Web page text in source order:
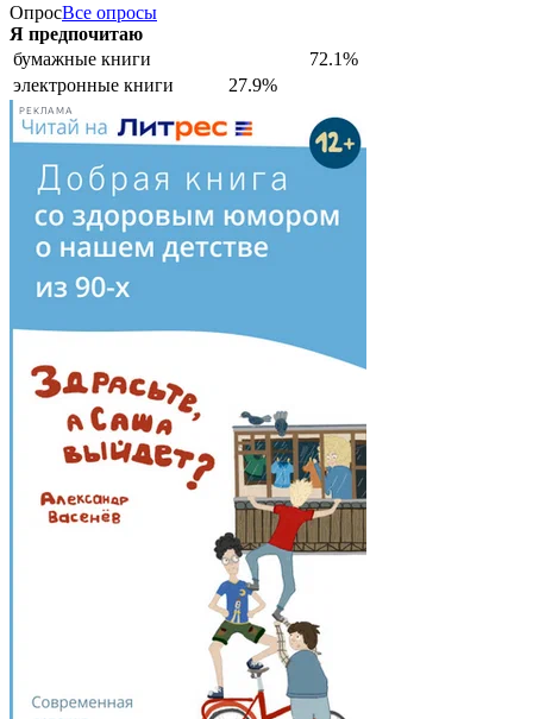
ОпросВсе опросы
Я предпочитаю
бумажные книги
72.1%
электронные книги
27.9%
РЕКЛАМА